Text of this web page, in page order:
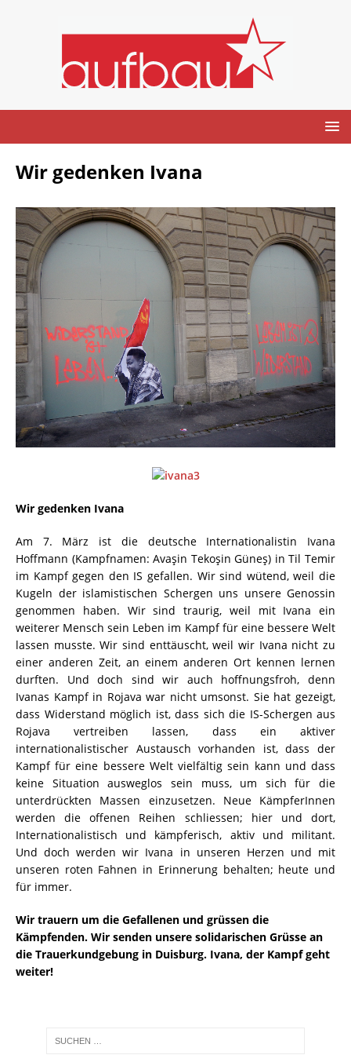
Wir gedenken Ivana
Wir gedenken Ivana
Am 7. März ist die deutsche Internationalistin Ivana
Hoffmann (Kampfnamen: Avaşin Tekoşin Güneş) in Til Temir
im Kampf gegen den IS gefallen. Wir sind wütend, weil die
Kugeln der islamistischen Schergen uns unsere Genossin
genommen haben. Wir sind traurig, weil mit Ivana ein
weiterer Mensch sein Leben im Kampf für eine bessere Welt
lassen musste. Wir sind enttäuscht, weil wir Ivana nicht zu
einer anderen Zeit, an einem anderen Ort kennen lernen
durften. Und doch sind wir auch hoffnungsfroh, denn
Ivanas Kampf in Rojava war nicht umsonst. Sie hat gezeigt,
dass Widerstand möglich ist, dass sich die IS-Schergen aus
Rojava vertreiben lassen, dass ein aktiver
internationalistischer Austausch vorhanden ist, dass der
Kampf für eine bessere Welt vielfältig sein kann und dass
keine Situation ausweglos sein muss, um sich für die
unterdrückten Massen einzusetzen. Neue KämpferInnen
werden die offenen Reihen schliessen; hier und dort,
Internationalistisch und kämpferisch, aktiv und militant.
Und doch werden wir Ivana in unseren Herzen und mit
unseren roten Fahnen in Erinnerung behalten; heute und
für immer.
Wir trauern um die Gefallenen und grüssen die
Kämpfenden. Wir senden unsere solidarischen Grüsse an
die Trauerkundgebung in Duisburg. Ivana, der Kampf geht
weiter!